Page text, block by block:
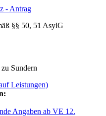
- Antrag
§§ 50, 51 AsylG
Sundern
Leistungen)
Angaben ab VE 12.